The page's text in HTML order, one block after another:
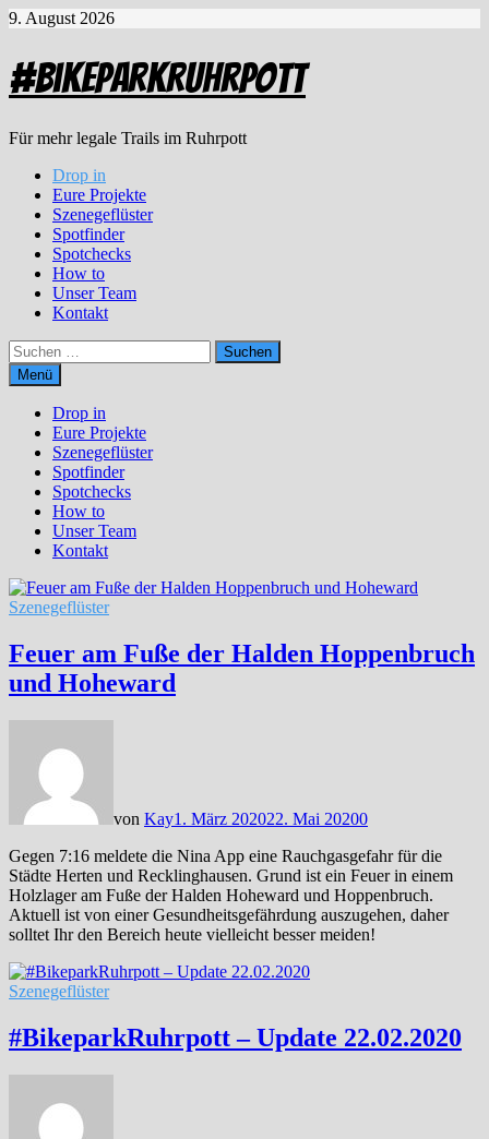
Zum
9. August 2026
#BikeparkRuhrpott
Für mehr legale Trails im Ruhrpott
Drop in
Eure Projekte
Szenegeflüster
Spotfinder
Spotchecks
How to
Unser Team
Kontakt
Suchen
nach:
Menü
Drop in
Eure Projekte
Szenegeflüster
Spotfinder
Spotchecks
How to
Unser Team
Kontakt
Szenegeflüster
Feuer am Fuße der Halden Hoppenbruch
und Hoheward
von Kay1. März 202022. Mai 20200
Gegen 7:16 meldete die Nina App eine Rauchgasgefahr für die
Städte Herten und Recklinghausen. Grund ist ein Feuer in einem
Holzlager am Fuße der Halden Hoheward und Hoppenbruch.
Aktuell ist von einer Gesundheitsgefährdung auszugehen, daher
solltet Ihr den Bereich heute vielleicht besser meiden!
Szenegeflüster
#BikeparkRuhrpott – Update 22.02.2020